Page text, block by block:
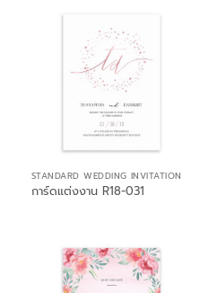
STANDARD WEDDING INVITATION
การ์ดแต่งงาน R18-031